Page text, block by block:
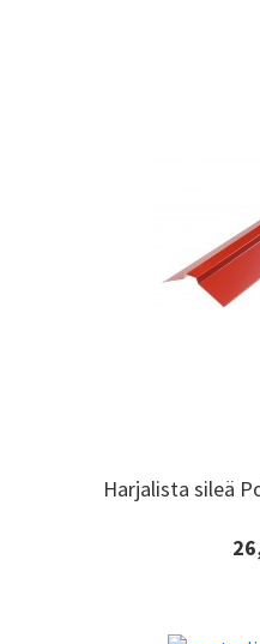
Harjalista sileä
Harjalista sileä
Lisätiedot